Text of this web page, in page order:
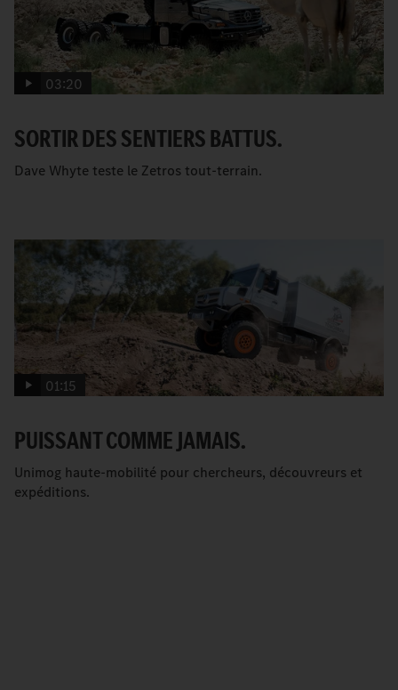
03:20
SORTIR DES SENTIERS BATTUS.
Dave Whyte teste le Zetros tout-terrain.
01:15
PUISSANT COMME JAMAIS.
Unimog haute-mobilité pour chercheurs, découvreurs et
expéditions.